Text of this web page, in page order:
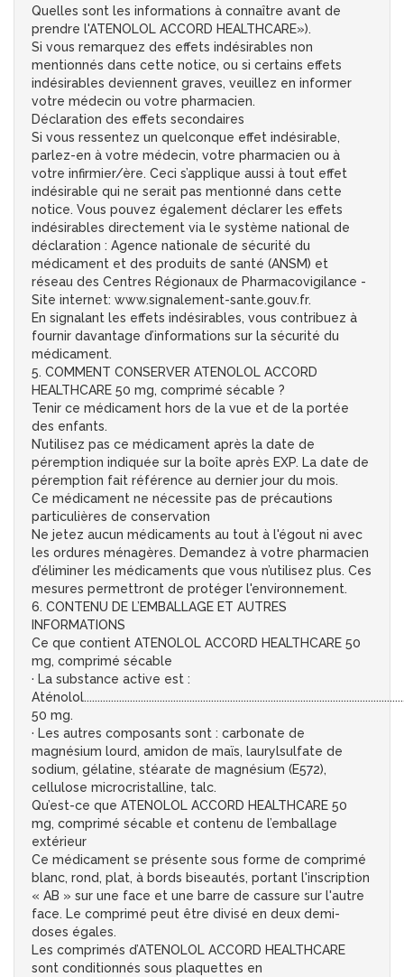
Quelles sont les informations à connaître avant de
prendre l'ATENOLOL ACCORD HEALTHCARE»).
Si vous remarquez des effets indésirables non
mentionnés dans cette notice, ou si certains effets
indésirables deviennent graves, veuillez en informer
votre médecin ou votre pharmacien.
Déclaration des effets secondaires
Si vous ressentez un quelconque effet indésirable,
parlez-en à votre médecin, votre pharmacien ou à
votre infirmier/ère. Ceci s’applique aussi à tout effet
indésirable qui ne serait pas mentionné dans cette
notice. Vous pouvez également déclarer les effets
indésirables directement via le système national de
déclaration : Agence nationale de sécurité du
médicament et des produits de santé (ANSM) et
réseau des Centres Régionaux de Pharmacovigilance -
Site internet: www.signalement-sante.gouv.fr.
En signalant les effets indésirables, vous contribuez à
fournir davantage d’informations sur la sécurité du
médicament.
5. COMMENT CONSERVER ATENOLOL ACCORD
HEALTHCARE 50 mg, comprimé sécable ?
Tenir ce médicament hors de la vue et de la portée
des enfants.
N’utilisez pas ce médicament après la date de
péremption indiquée sur la boîte après EXP. La date de
péremption fait référence au dernier jour du mois.
Ce médicament ne nécessite pas de précautions
particulières de conservation
Ne jetez aucun médicaments au tout à l'égout ni avec
les ordures ménagères. Demandez à votre pharmacien
d’éliminer les médicaments que vous n’utilisez plus. Ces
mesures permettront de protéger l'environnement.
6. CONTENU DE L’EMBALLAGE ET AUTRES
INFORMATIONS
Ce que contient ATENOLOL ACCORD HEALTHCARE 50
mg, comprimé sécable
· La substance active est :
50 mg.
· Les autres composants sont : carbonate de
magnésium lourd, amidon de maïs, laurylsulfate de
sodium, gélatine, stéarate de magnésium (E572),
cellulose microcristalline, talc.
Qu’est-ce que ATENOLOL ACCORD HEALTHCARE 50
mg, comprimé sécable et contenu de l’emballage
extérieur
Ce médicament se présente sous forme de comprimé
blanc, rond, plat, à bords biseautés, portant l'inscription
« AB » sur une face et une barre de cassure sur l'autre
face. Le comprimé peut être divisé en deux demi-
doses égales.
Les comprimés d’ATENOLOL ACCORD HEALTHCARE
sont conditionnés sous plaquettes en